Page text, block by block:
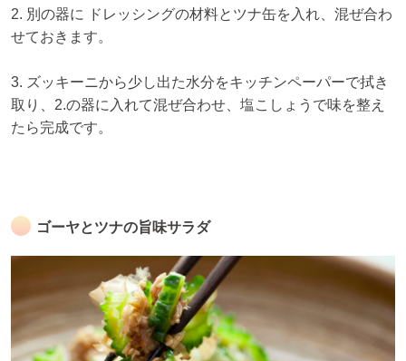
2. 別の器に ドレッシングの材料とツナ缶を入れ、混ぜ合わ
せておきます。
3. ズッキーニから少し出た水分をキッチンペーパーで拭き
取り、2.の器に入れて混ぜ合わせ、塩こしょうで味を整え
たら完成です。
ゴーヤとツナの旨味サラダ